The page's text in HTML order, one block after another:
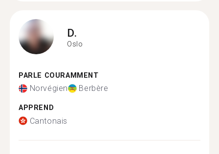
D.
Oslo
PARLE COURAMMENT
Norvégien Berbère
APPREND
Cantonais